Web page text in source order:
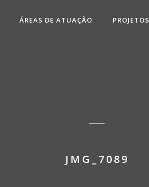
ÁREAS DE ATUAÇÃO PROJETOS
JMG_7089